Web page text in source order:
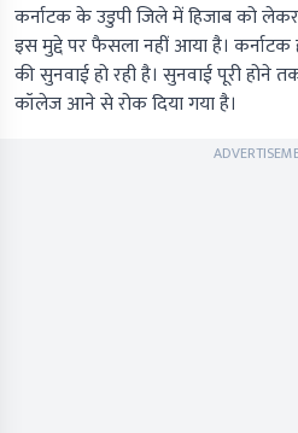
कर्नाटक के उडुपी जिले में हिजाब को
इस मुद्दे पर फैसला नहीं आया है।
की सुनवाई हो रही है। सुनवाई पूरी
कॉलेज आने से रोक दिया गया है।